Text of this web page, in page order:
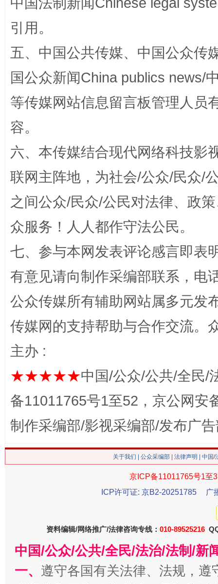
网上购药对药下症？
这是一记警钟！ 谢
今
魏明
引用。
五、中国公共传媒、中国公众传
国公众新闻China publics news/
等传媒网站信息留言板管理人员
容。
六、本传媒结合现代网络科技影
联网主阵地，为社会/公众/民众/
之间公众/民众/公民对法律、政
众服务！人人都作守法公民。
七、参与本网发表评论感言即表
有意见请向制作采编部联系，电
公众传媒所有辅助网站属多元发
传媒网的支持帮助与合作交流。
主办 :
★★★★★中国/公众/公共/全民/
备11011765号1至52，京公网安
制作采编部/影视采编部/发布广
关于我们 公众采编部 法律声明 | 中国
京ICP备11011765号1至
ICP许可证: 京B2-20251785
广
资料编辑/网络推广/法律咨询专线： 010-89525216
中国/公众/公共/全民/法治/法制/新
一、 遵守各国有关法律、法规，